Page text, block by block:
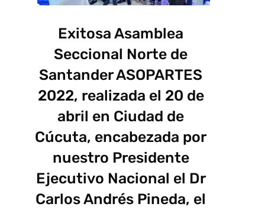
Exitosa Asamblea
Seccional Norte de
Santander ASOPARTES
2022, realizada el 20 de
abril en Ciudad de
Cúcuta, encabezada por
nuestro Presidente
Ejecutivo Nacional el Dr
Carlos Andrés Pineda, el